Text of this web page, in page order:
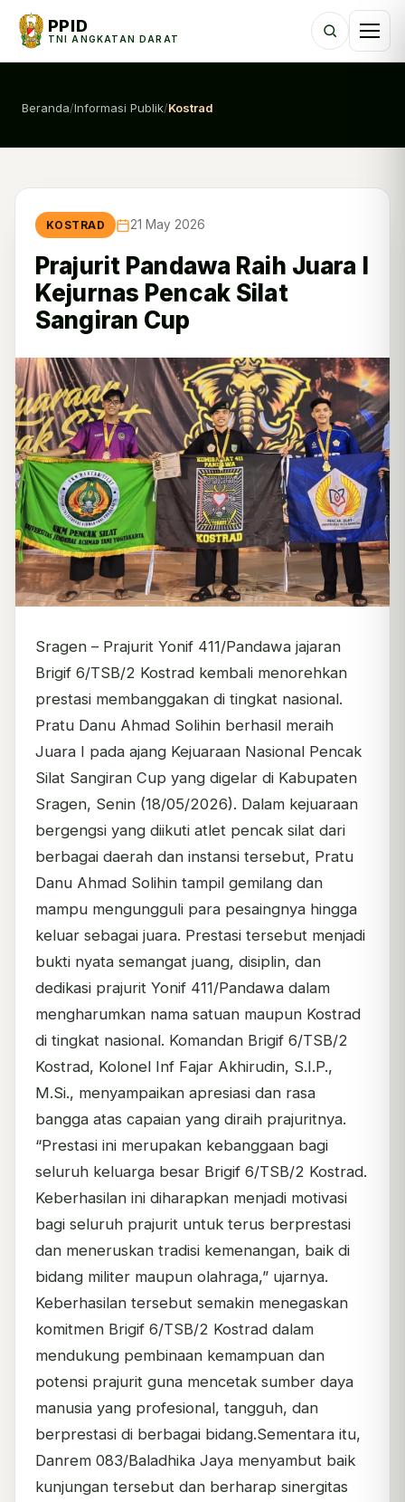
PPID
TNI ANGKATAN DARAT
Beranda/Informasi Publik/Kostrad
KOSTRAD 21 May 2026
Prajurit Pandawa Raih Juara I
Kejurnas Pencak Silat
Sangiran Cup
Sragen – Prajurit Yonif 411/Pandawa jajaran
Brigif 6/TSB/2 Kostrad kembali menorehkan
prestasi membanggakan di tingkat nasional.
Pratu Danu Ahmad Solihin berhasil meraih
Juara I pada ajang Kejuaraan Nasional Pencak
Silat Sangiran Cup yang digelar di Kabupaten
Sragen, Senin (18/05/2026). Dalam kejuaraan
bergengsi yang diikuti atlet pencak silat dari
berbagai daerah dan instansi tersebut, Pratu
Danu Ahmad Solihin tampil gemilang dan
mampu mengungguli para pesaingnya hingga
keluar sebagai juara. Prestasi tersebut menjadi
bukti nyata semangat juang, disiplin, dan
dedikasi prajurit Yonif 411/Pandawa dalam
mengharumkan nama satuan maupun Kostrad
di tingkat nasional. Komandan Brigif 6/TSB/2
Kostrad, Kolonel Inf Fajar Akhirudin, S.I.P.,
M.Si., menyampaikan apresiasi dan rasa
bangga atas capaian yang diraih prajuritnya.
“Prestasi ini merupakan kebanggaan bagi
seluruh keluarga besar Brigif 6/TSB/2 Kostrad.
Keberhasilan ini diharapkan menjadi motivasi
bagi seluruh prajurit untuk terus berprestasi
dan meneruskan tradisi kemenangan, baik di
bidang militer maupun olahraga,” ujarnya.
Keberhasilan tersebut semakin menegaskan
komitmen Brigif 6/TSB/2 Kostrad dalam
mendukung pembinaan kemampuan dan
potensi prajurit guna mencetak sumber daya
manusia yang profesional, tangguh, dan
berprestasi di berbagai bidang.Sementara itu,
Danrem 083/Baladhika Jaya menyambut baik
kunjungan tersebut dan berharap sinergitas